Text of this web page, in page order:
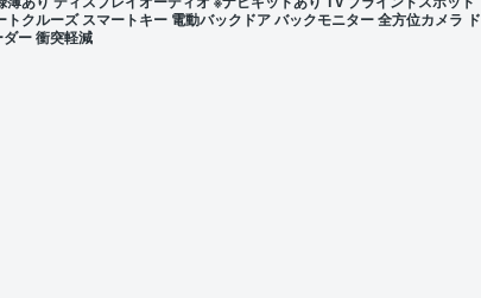
トクルーズ スマートキー 電動バックドア バックモニター 全方位カメラ ド
ー 衝突軽減